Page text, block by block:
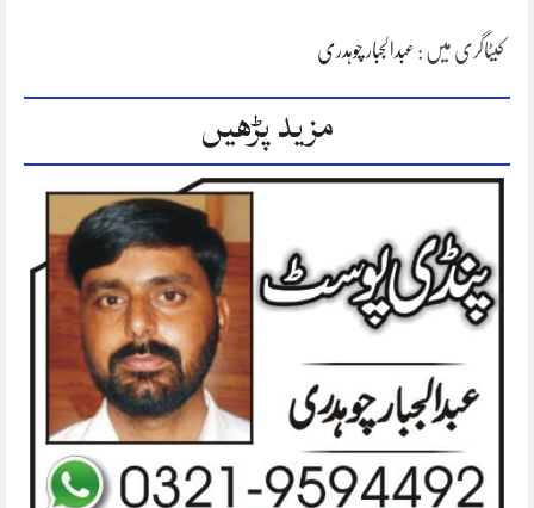
کیٹاگری میں : عبدالجبار چوہدری
مزید پڑھیں